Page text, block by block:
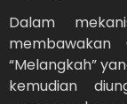
Dalam
“Melangkah”
kemudian